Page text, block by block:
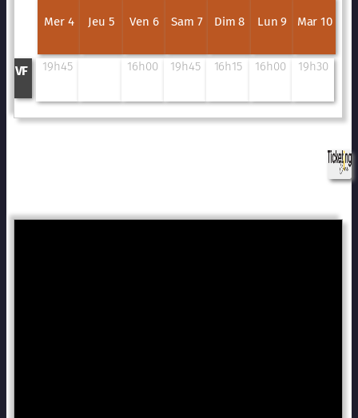
Mer 4 Jeu 5 Ven 6 Sam 7 Dim 8 Lun 9 Mar 10
VF 19h45 16h00 19h45 16h15 16h00 19h30